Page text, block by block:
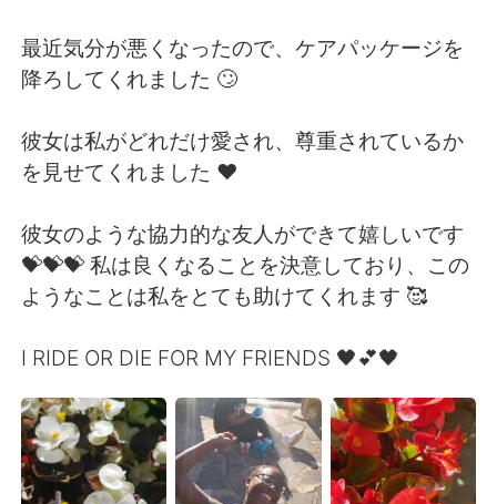
العربية Français
Deutsch 日本語
Indonesia Italiano
Türkçe Tiếng Việt
Português
最近気分が悪くなったので、ケアパッケージを
降ろしてくれました 🙄
彼女は私がどれだけ愛され、尊重されているか
を見せてくれました ❤
彼女のような協力的な友人ができて嬉しいです
💝💝💝 私は良くなることを決意しており、この
ようなことは私をとても助けてくれます 🥰
I RIDE OR DIE FOR MY FRIENDS 🖤💕🖤